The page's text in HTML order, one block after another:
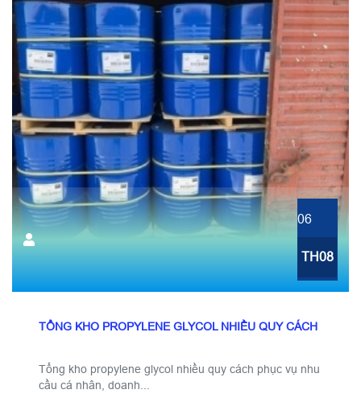
06
TH08
TỔNG KHO PROPYLENE GLYCOL NHIỀU QUY CÁCH
Tổng kho propylene glycol nhiều quy cách phục vụ nhu
cầu cá nhân, doanh...